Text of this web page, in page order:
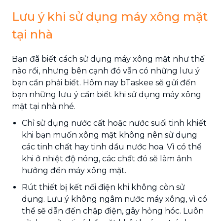
Lưu ý khi sử dụng máy xông mặt
tại nhà
Bạn đã biết cách sử dụng máy xông mặt như thế
nào rồi, nhưng bên cạnh đó vẫn có những lưu ý
bạn cần phải biết. Hôm nay bTaskee sẽ gửi đến
bạn những lưu ý cần biết khi sử dụng máy xông
mặt tại nhà nhé.
Chỉ sử dụng nước cất hoặc nước suối tinh khiết
khi bạn muốn xông mặt không nên sử dụng
các tinh chất hay tinh dầu nước hoa. Vì có thể
khi ở nhiệt độ nóng, các chất đó sẽ làm ảnh
hưởng đến máy xông mặt.
Rút thiết bị kết nối điện khi không còn sử
dụng. Lưu ý không ngâm nước máy xông, vì có
thể sẽ dẫn đến chập điện, gây hỏng hóc. Luôn